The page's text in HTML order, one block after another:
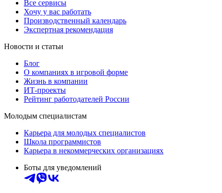
Все сервисы
Хочу у вас работать
Производственный календарь
Экспертная рекомендация
Новости и статьи
Блог
О компаниях в игровой форме
Жизнь в компании
ИТ-проекты
Рейтинг работодателей России
Молодым специалистам
Карьера для молодых специалистов
Школа программистов
Карьера в некоммерческих организациях
Боты для уведомлений